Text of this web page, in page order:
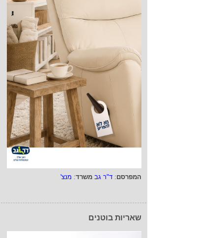
המפרסם: ד"ר גב משרד: מנצ'
שאריות בוטנים